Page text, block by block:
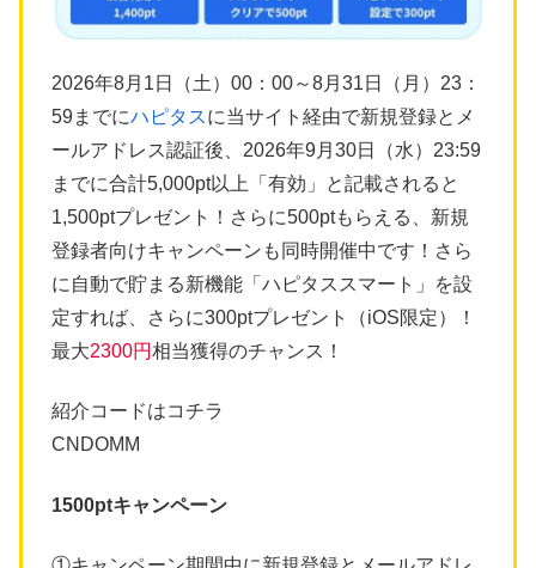
2026年8月1日（土）00：00～8月31日（月）23：
59までにハピタスに当サイト経由で新規登録とメ
ールアドレス認証後、2026年9月30日（水）23:59
までに合計5,000pt以上「有効」と記載されると
1,500ptプレゼント！さらに500ptもらえる、新規
登録者向けキャンペーンも同時開催中です！さら
に自動で貯まる新機能「ハピタススマート」を設
定すれば、さらに300ptプレゼント（iOS限定）！
最大2300円相当獲得のチャンス！
紹介コードはコチラ
CNDOMM
1500ptキャンペーン